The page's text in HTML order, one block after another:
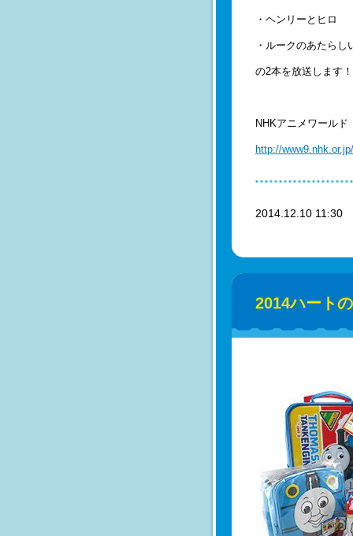
・ヘンリーとヒロ
・ルークのあたらし
の2本を放送します！
NHKアニメワールド
http://
2014.12.10 11:30
2014ハート